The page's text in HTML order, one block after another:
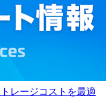
レージコストを最適